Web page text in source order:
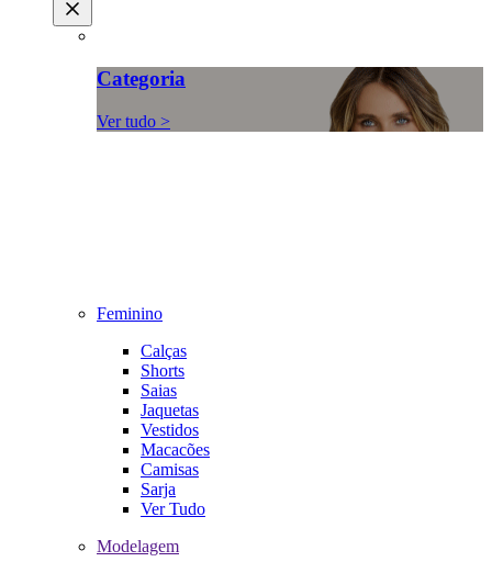
Categoria
Ver tudo >
Feminino
Calças
Shorts
Saias
Jaquetas
Vestidos
Macacões
Camisas
Sarja
Ver Tudo
Modelagem